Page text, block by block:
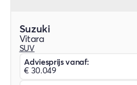
Suzuki
Vitara
SUV
Adviesprijs vanaf:
€ 30.049